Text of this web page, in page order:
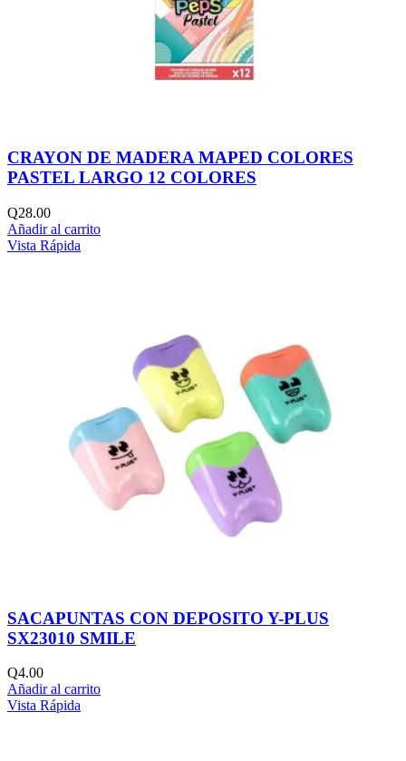
CRAYON DE MADERA MAPED COLORES
PASTEL LARGO 12 COLORES
Q28.00
Añadir al carrito
Vista Rápida
SACAPUNTAS CON DEPOSITO Y-PLUS
SX23010 SMILE
Q4.00
Añadir al carrito
Vista Rápida